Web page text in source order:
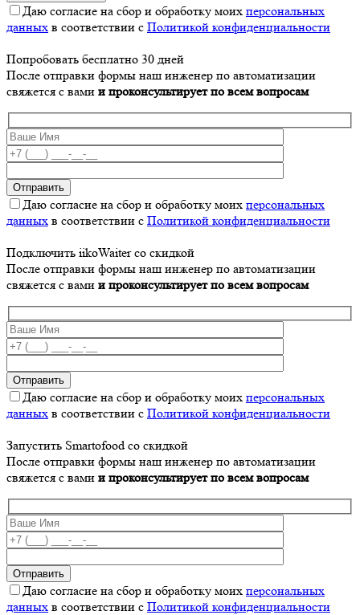
Даю согласие на сбор и обработку моих персональных
данных в соответствии с Политикой конфиденциальности
Попробовать бесплатно 30 дней
После отправки формы наш инженер по автоматизации
свяжется с вами и проконсультирует по всем вопросам
Даю согласие на сбор и обработку моих персональных
данных в соответствии с Политикой конфиденциальности
Подключить iikoWaiter со скидкой
После отправки формы наш инженер по автоматизации
свяжется с вами и проконсультирует по всем вопросам
Даю согласие на сбор и обработку моих персональных
данных в соответствии с Политикой конфиденциальности
Запустить Smartofood со скидкой
После отправки формы наш инженер по автоматизации
свяжется с вами и проконсультирует по всем вопросам
Даю согласие на сбор и обработку моих персональных
данных в соответствии с Политикой конфиденциальности